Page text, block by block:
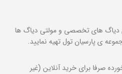
دیاگ های تخصصی و مولتی دیاگ ها
ی پارسیان تول تهیه نمایید.
صرفا برای خرید آنلاین (غیر